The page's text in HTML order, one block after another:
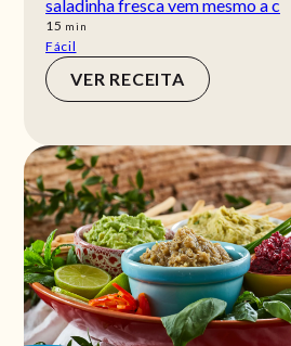
saladinha fresca vem mesmo a c
15 min
min
Fácil
VER RECEITA